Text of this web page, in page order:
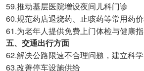
59.推动基层医院增设夜间儿科门诊
60.规范药店退烧药、止咳药等常用药
61.为老年人提供免费上门体检与健康
五、交通出行方面
62.解决公路限速不合理问题，建立科
63.改善停车设施供给